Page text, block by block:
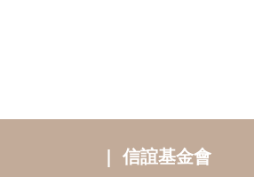
信誼基金會